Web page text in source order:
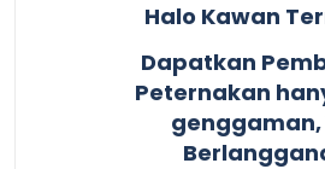
Halo Kawan
Dapatkan
Peternakan
genggaman,